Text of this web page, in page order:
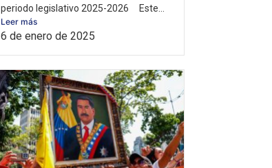
periodo legislativo 2025-2026 Este...
Leer más
6 de enero de 2025